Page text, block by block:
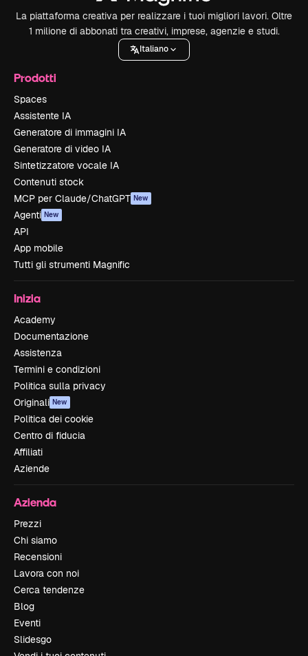
La piattaforma creativa per realizzare i tuoi migliori lavori. Oltre
1 milione di abbonati tra creativi, imprese, agenzie e studi.
Italiano
Prodotti
Spaces
Assistente IA
Generatore di immagini IA
Generatore di video IA
Sintetizzatore vocale IA
Contenuti stock
MCP per Claude/ChatGPT New
Agenti New
API
App mobile
Tutti gli strumenti Magnific
Inizia
Academy
Documentazione
Assistenza
Termini e condizioni
Politica sulla privacy
Originali New
Politica dei cookie
Centro di fiducia
Affiliati
Aziende
Azienda
Prezzi
Chi siamo
Recensioni
Lavora con noi
Cerca tendenze
Blog
Eventi
Slidesgo